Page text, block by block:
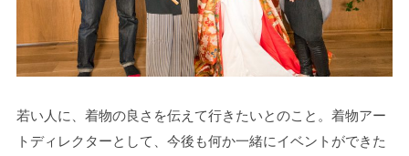
若い人に、着物の良さを伝えて行きたいとのこと。着物アー
トディレクターとして、今後も何か一緒にイベントができた